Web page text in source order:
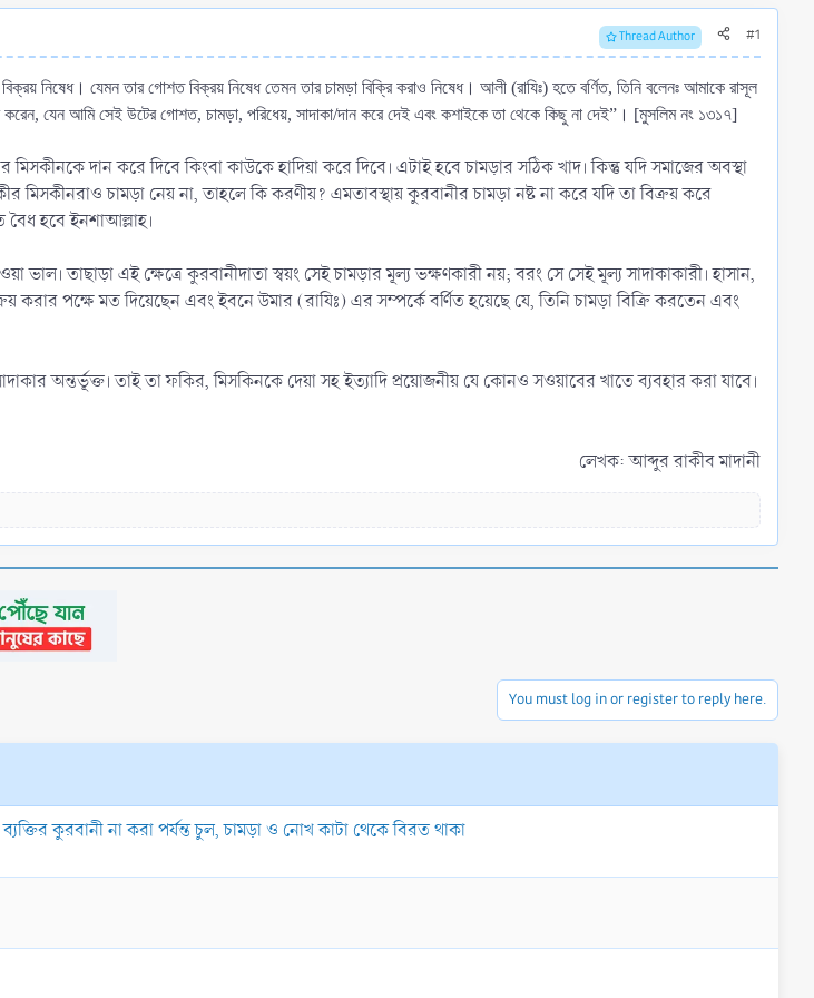
Thread Author #1
নিষেধ। যেমন তার গোশত বিক্রয় নিষেধ তেমন তার চামড়া বিক্রি করাও নিষেধ। আলী (রাযিঃ) হতে বর্ণিত, তিনি বলেনঃ আমাকে রাসূল
যেন আমি সেই উটের গোশত, চামড়া, পরিধেয়, সাদাকা/দান করে দেই এবং কশাইকে তা থেকে কিছু না দেই”। [মুসলিম নং ১৩১৭]
দান করে দিবে কিংবা কাউকে হাদিয়া করে দিবে। এটাই হবে চামড়ার সঠিক খাদ। কিন্তু যদি সমাজের অবস্থা
মিসকীনরাও চামড়া নেয় না, তাহলে কি করণীয়? এমতাবস্থায় কুরবানীর চামড়া নষ্ট না করে যদি তা বিক্রয় করে
বৈধ হবে ইনশাআল্লাহ।
তাছাড়া এই ক্ষেত্রে কুরবানীদাতা স্বয়ং সেই চামড়ার মূল্য ভক্ষণকারী নয়; বরং সে সেই মূল্য সাদাকাকারী। হাসান,
করার পক্ষে মত দিয়েছেন এবং ইবনে উমার (রাযিঃ) এর সম্পর্কে বর্ণিত হয়েছে যে, তিনি চামড়া বিক্রি করতেন এবং
অন্তর্ভূক্ত। তাই তা ফকির, মিসকিনকে দেয়া সহ ইত্যাদি প্রয়োজনীয় যে কোনও সওয়াবের খাতে ব্যবহার করা যাবে।
লেখক: আব্দুর রাকীব মাদানী​
You must log in or register to reply here.
কুরবানী না করা পর্যন্ত চুল, চামড়া ও নোখ কাটা থেকে বিরত থাকা